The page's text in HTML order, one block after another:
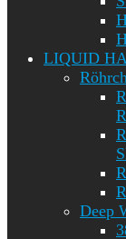
LIQUID
Deep